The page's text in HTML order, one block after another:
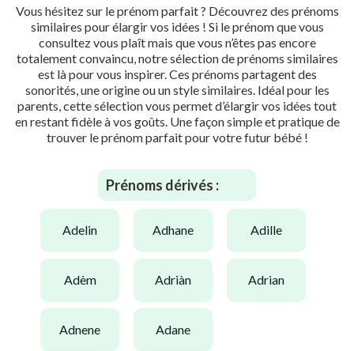
Vous hésitez sur le prénom parfait ? Découvrez des prénoms
similaires pour élargir vos idées ! Si le prénom que vous
consultez vous plaît mais que vous n’êtes pas encore
totalement convaincu, notre sélection de prénoms similaires
est là pour vous inspirer. Ces prénoms partagent des
sonorités, une origine ou un style similaires. Idéal pour les
parents, cette sélection vous permet d’élargir vos idées tout
en restant fidèle à vos goûts. Une façon simple et pratique de
trouver le prénom parfait pour votre futur bébé !
Prénoms dérivés :
adelin adhane adille
adèm adriàn adrian
adnene adane